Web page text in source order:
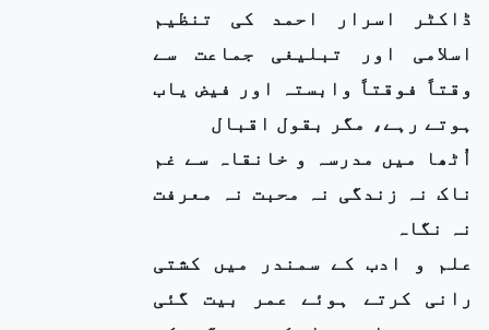
ڈاکٹر اسرار احمد کی تنظیم
اسلامی اور تبلیغی جماعت سے
وقتاً فوقتاً وابستہ اور فیض یاب
ہوتے رہے، مگر بقول اقبال
اُٹھا میں مدرسہ و خانقاہ سے غم
ناک نہ زندگی نہ محبت نہ معرفت
نہ نگاہ
علم و ادب کے سمندر میں کشتی
رانی کرتے ہوئے عمر بیت گئی